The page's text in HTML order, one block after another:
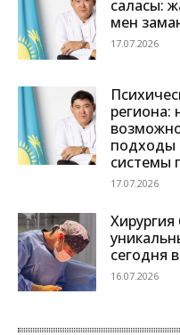
саласы:
мен
17.07.2026
региона:
подходы
системы
17.07.2026
Хирургия
сегодня
16.07.2026